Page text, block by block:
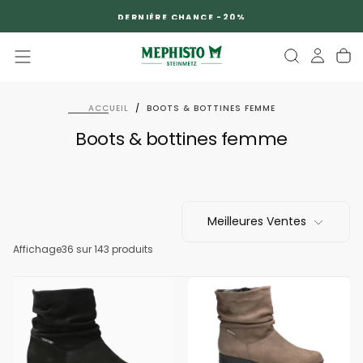
DERNIÈRE CHANCE -20%
ACCUEIL / BOOTS & BOTTINES FEMME
Boots & bottines femme
Meilleures Ventes
Affichage36 sur 143 produits